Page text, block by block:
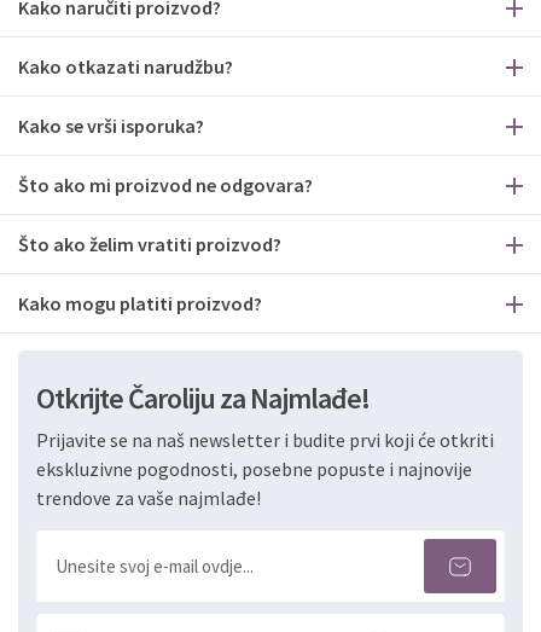
Kako naručiti proizvod?
Kako otkazati narudžbu?
Kako se vrši isporuka?
Što ako mi proizvod ne odgovara?
Što ako želim vratiti proizvod?
Kako mogu platiti proizvod?
Otkrijte Čaroliju za Najmlađe!
Prijavite se na naš newsletter i budite prvi koji će otkriti
ekskluzivne pogodnosti, posebne popuste i najnovije
trendove za vaše najmlađe!